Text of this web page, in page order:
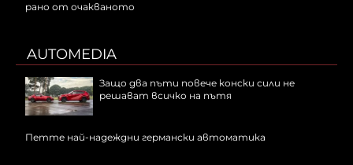
рано от очакваното
AUTOMEDIA
Защо два пъти повече конски сили не
решават всичко на пътя
Петте най-надеждни германски автоматика